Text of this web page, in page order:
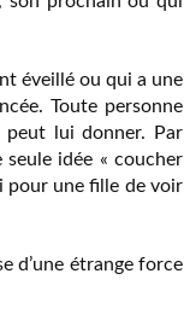
éveillé ou qui a une
Toute personne
peut lui donner. Par
idée « coucher
pour une fille de voir
d’une étrange force